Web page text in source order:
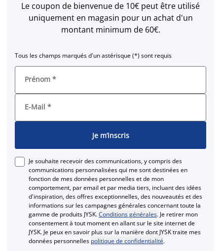
Le coupon de bienvenue de 10€ peut être utilisé
uniquement en magasin pour un achat d'un
montant minimum de 60€.
Tous les champs marqués d'un astérisque (*) sont requis
Prénom *
E-Mail *
Je m’inscris
Je souhaite recevoir des communications, y compris des
communications personnalisées qui me sont destinées en
fonction de mes données personnelles et de mon
comportement, par email et par media tiers, incluant des idées
d'inspiration, des offres exceptionnelles, des nouveautés et des
informations sur les campagnes générales concernant toute la
gamme de produits JYSK.Conditions générales. Je retirer mon
consentement à tout moment en allant sur le site internet de
JYSK. Je peux en savoir plus sur la manière dont JYSK traite mes
données personnelles politique de confidentialité.